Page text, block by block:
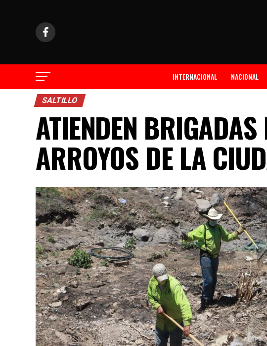
INTERNACIONAL NACIONAL
SALTILLO
ATIENDEN
ARROYOS DE LA